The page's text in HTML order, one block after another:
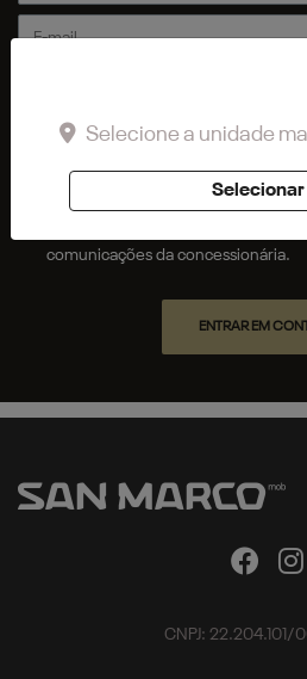
Whatsapp
Telefone
comunicações da concessionária.
ENTRAR EM
CNPJ: 22.204.101/
Selecione a unidade
Selecionar